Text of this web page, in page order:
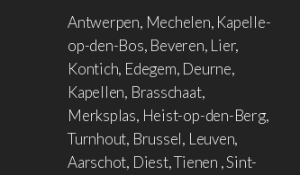
Antwerpen, Mechelen, Kapelle-
op-den-Bos, Beveren, Lier,
Kontich, Edegem, Deurne,
Kapellen, Brasschaat,
Merksplas, Heist-op-den-Berg,
Turnhout, Brussel, Leuven,
Aarschot, Diest, Tienen , Sint-